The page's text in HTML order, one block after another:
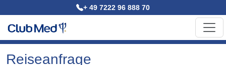
+ 49 7222 96 888 70
Reiseanfrage